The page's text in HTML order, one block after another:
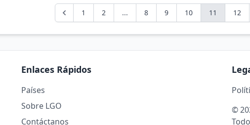
1 2 ... 8 9 10 11 12
Enlaces Rápidos
Países
Sobre LGO
Contáctanos
©